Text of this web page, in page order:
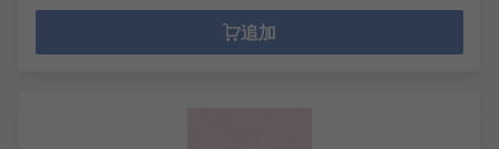
ます。当社のラッピングフィルムには、さま
ざまなグレード又はグリットサイズの酸化ア
追加